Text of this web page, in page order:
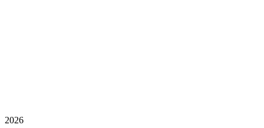
2026